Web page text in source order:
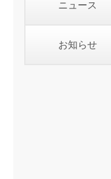
ニュース
お知らせ